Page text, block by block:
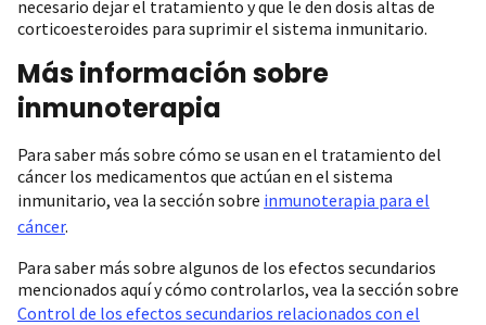
necesario dejar el tratamiento y que le den dosis altas de
corticoesteroides para suprimir el sistema inmunitario.
Más información sobre
inmunoterapia
Para saber más sobre cómo se usan en el tratamiento del
cáncer los medicamentos que actúan en el sistema
inmunitario, vea la sección sobre inmunoterapia para el
cáncer.
Para saber más sobre algunos de los efectos secundarios
mencionados aquí y cómo controlarlos, vea la sección sobre
Control de los efectos secundarios relacionados con el